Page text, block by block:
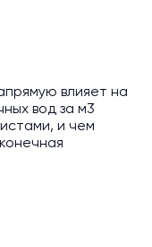
влияет на
вод за м3
и чем